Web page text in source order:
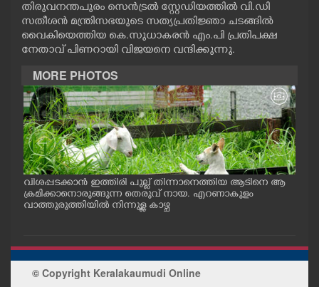
CINEMA
PHOTOS
LIFESTYLE
SPIRITUAL
ART
തിരുവനന്തപുരം സെൻട്രൽ സ്റ്റേഡിയത്തിൽ വി.ഡി
സതീശൻ മന്ത്രിസഭയുടെ സത്യപ്രതിജ്ഞാ ചടങ്ങിൽ
വൈകിയെത്തിയ കെ.സുധാകരൻ എം.പി പ്രതിപക്ഷ
നേതാവ് പിണറായി വിജയനെ വന്ദിക്കുന്നു.
MORE PHOTOS
വിശപ്പടക്കാൻ ഇത്തിരി പുല്ല് തിന്നാനെത്തിയ ആടിനെ ആ
ക്രമിക്കാനൊരുങ്ങുന്ന തെരുവ് നായ. എറണാകുളം
വാത്തുരുത്തിയിൽ നിന്നുള്ള കാഴ്ച
© Copyright Keralakaumudi Online